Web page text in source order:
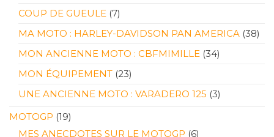
COUP DE GUEULE (7)
MA MOTO : HARLEY-DAVIDSON PAN AMERICA (38)
MON ANCIENNE MOTO : CBFMIMILLE (34)
MON ÉQUIPEMENT (23)
UNE ANCIENNE MOTO : VARADERO 125 (3)
MOTOGP (19)
MES ANECDOTES SUR LE MOTOGP (6)